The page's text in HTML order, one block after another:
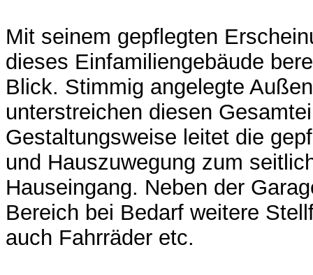
Mit seinem gepflegten
dieses Einfamiliengebäude
Blick. Stimmig angelegte
unterstreichen diesen
Gestaltungsweise leitet die
und Hauszuwegung zum
Hauseingang. Neben der
Bereich bei Bedarf weitere
auch Fahrräder etc.